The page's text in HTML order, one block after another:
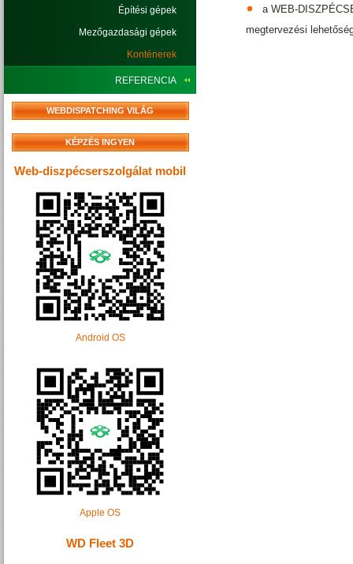
Építési gépek
Mezőgazdasági gépek
Konténerek
REFERENCIA
WEBDISPATCHING VILÁG
KÉPZÉS INGYEN
Web-diszpécserszolgálat mobil
Android OS
Apple OS
WD Fleet 3D
a WEB-
megtervezési